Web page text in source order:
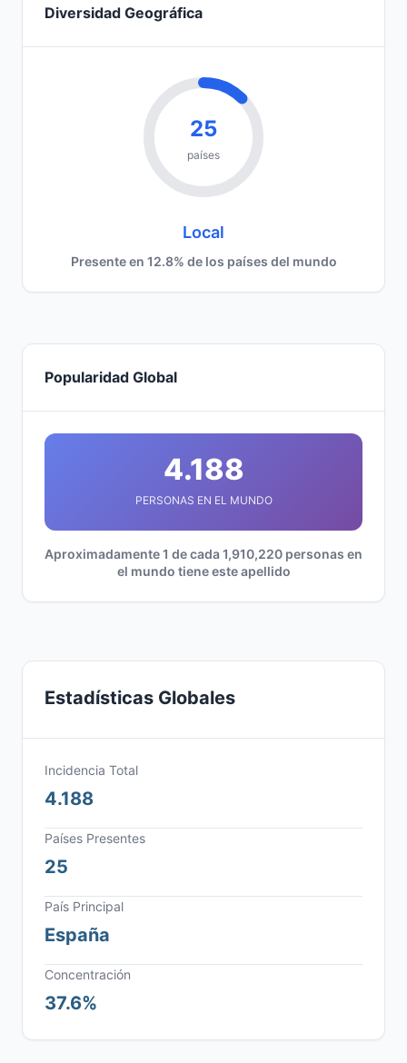
Diversidad Geográfica
25
países
Local
Presente en 12.8% de los países del mundo
Popularidad Global
4.188
PERSONAS EN EL MUNDO
Aproximadamente 1 de cada 1,910,220 personas en
el mundo tiene este apellido
Estadísticas Globales
Incidencia Total
4.188
Países Presentes
25
País Principal
España
Concentración
37.6%